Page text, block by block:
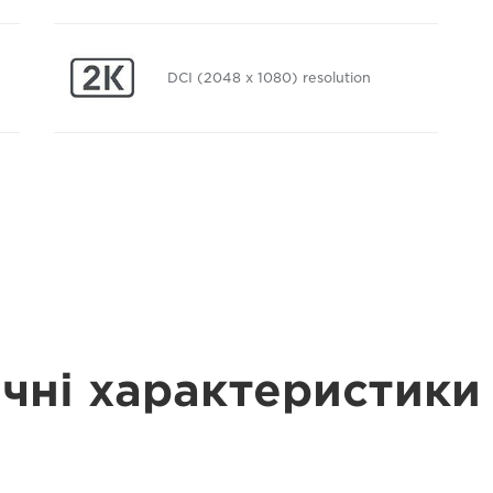
DCI (2048 x 1080) resolution
характеристики